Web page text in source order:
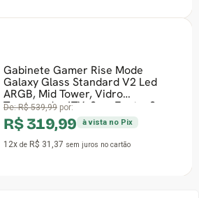
Gabinete Gamer Rise Mode
Galaxy Glass Standard V2 Led
ARGB, Mid Tower, Vidro
Temperado, ATX, Sem Fonte, S
De:R$ 539,99por:
R$ 319,99 à vista no Pix
12xdeR$ 31,37sem juros no cartão